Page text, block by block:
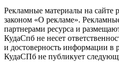
Рекламные материалы на сайте
законом «О рекламе».
партнерами ресурса и
КудаСпб не несет
и достоверность информации в
КудаСПб не публикует